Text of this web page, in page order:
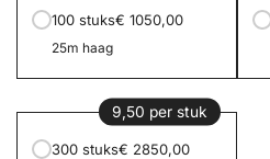
100 stuks€ 1050,00
25m haag
9,50 per stuk
300 stuks€ 2850,00